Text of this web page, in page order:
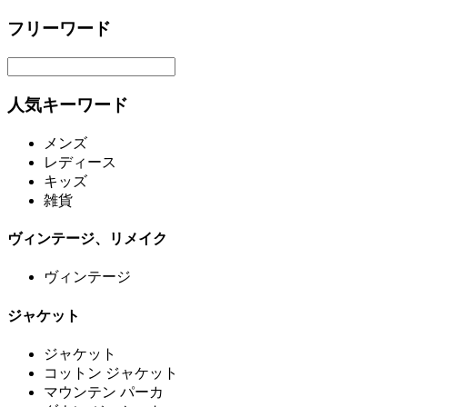
フリーワード
人気キーワード
メンズ
レディース
キッズ
雑貨
ヴィンテージ、リメイク
ヴィンテージ
ジャケット
ジャケット
コットン ジャケット
マウンテン パーカ